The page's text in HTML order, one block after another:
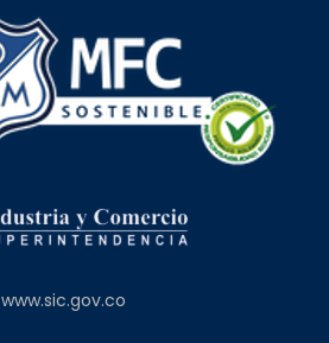
www.sic.gov.co